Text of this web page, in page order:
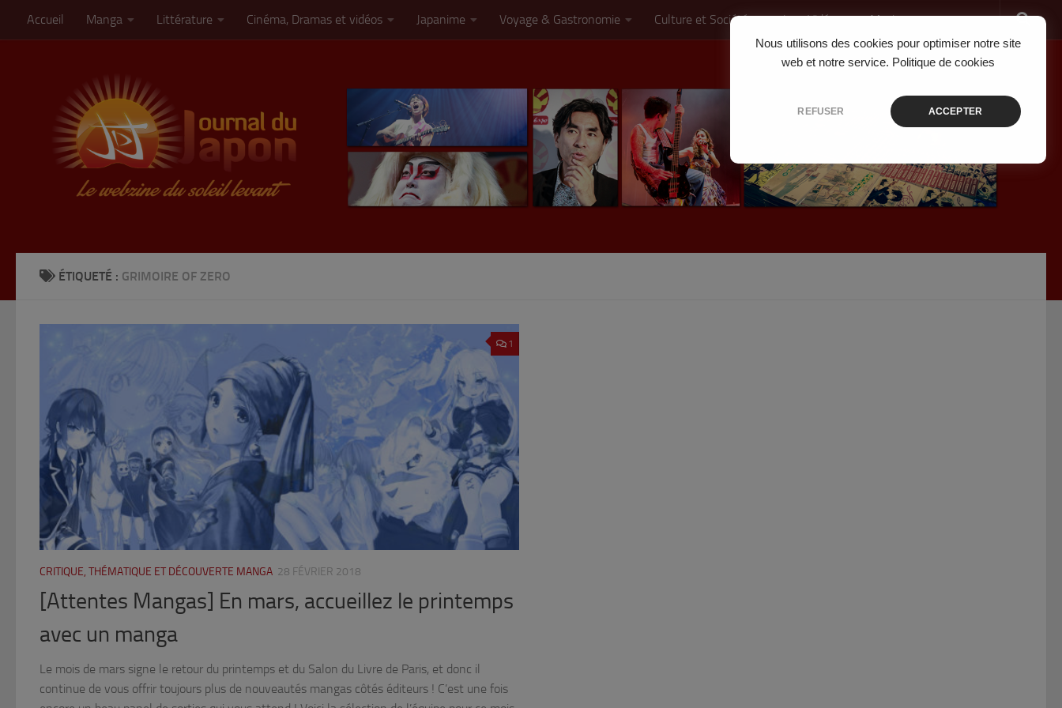
Nous utilisons des cookies pour optimiser notre site
web et notre service. Politique de cookies
REFUSER ACCEPTER
Skip to content
Accueil Manga Littérature Cinéma, Dramas et vidéos Japanime Voyage & Gastronomie Culture et Société Jeux Vidéo Musique
ÉTIQUETÉ : GRIMOIRE OF ZERO
1
CRITIQUE, THÉMATIQUE ET DÉCOUVERTE MANGA 28 FÉVRIER 2018
[Attentes Mangas] En mars, accueillez le printemps
avec un manga
Le mois de mars signe le retour du printemps et du Salon du Livre de Paris, et donc il
continue de vous offrir toujours plus de nouveautés mangas côtés éditeurs ! C’est une fois